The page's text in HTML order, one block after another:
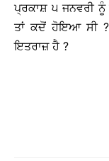
ਪ੍ਰਕਾਸ਼ ੫ ਜਨਵਰੀ
ਤਾਂ ਕਦੋਂ ਹੋਇਆ ਸੀ ?
ਇਤਰਾਜ਼ ਹੈ ?